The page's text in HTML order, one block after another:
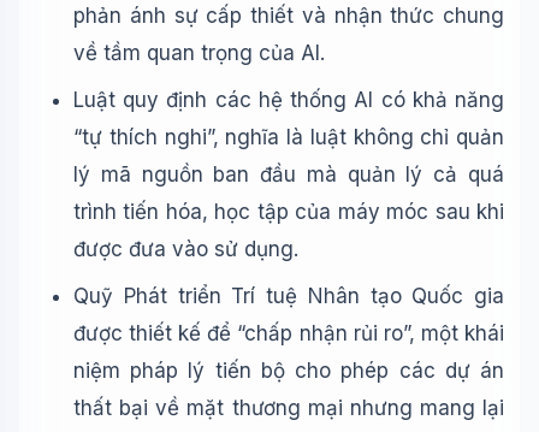
phản ánh sự cấp thiết và nhận thức chung
về tầm quan trọng của AI.
Luật quy định các hệ thống AI có khả năng
“tự thích nghi”, nghĩa là luật không chỉ quản
lý mã nguồn ban đầu mà quản lý cả quá
trình tiến hóa, học tập của máy móc sau khi
được đưa vào sử dụng.
Quỹ Phát triển Trí tuệ Nhân tạo Quốc gia
được thiết kế để “chấp nhận rủi ro”, một khái
niệm pháp lý tiến bộ cho phép các dự án
thất bại về mặt thương mại nhưng mang lại